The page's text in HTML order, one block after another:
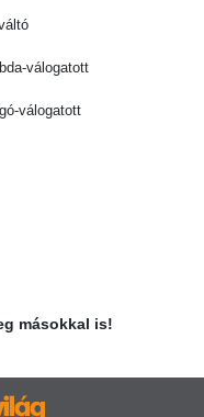
válogatott
válogatott
másokkal is!